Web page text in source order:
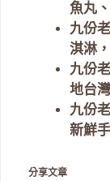
魚丸
九份
淇淋
九份
地台
九份
新鮮
分享文章